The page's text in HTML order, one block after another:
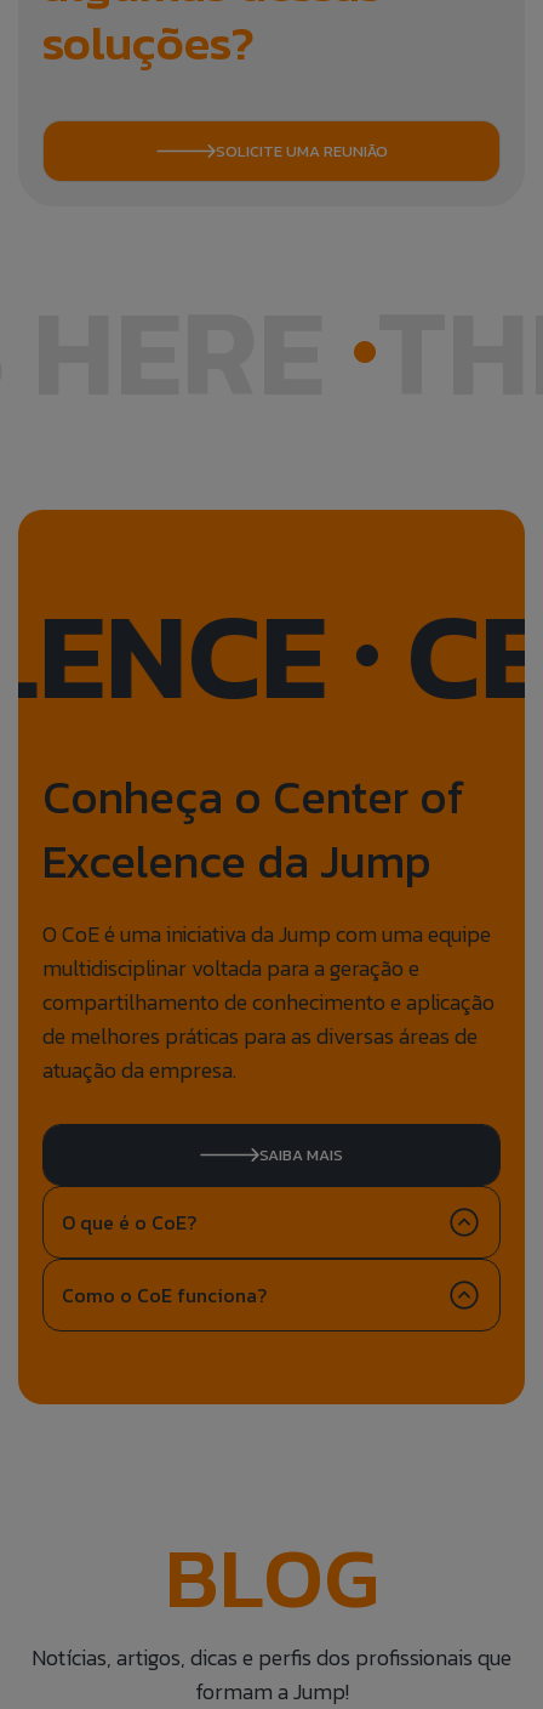
soluções?
SOLICITE UMA REUNIÃO
•
Conheça o Center of
Excelence da Jump
O CoE é uma iniciativa da Jump com uma equipe
multidisciplinar voltada para a geração e
compartilhamento de conhecimento e aplicação
de melhores práticas para as diversas áreas de
atuação da empresa.
SAIBA MAIS
O que é o CoE?
Como o CoE funciona?
BLOG
Notícias, artigos, dicas e perfis dos profissionais que
formam a Jump!